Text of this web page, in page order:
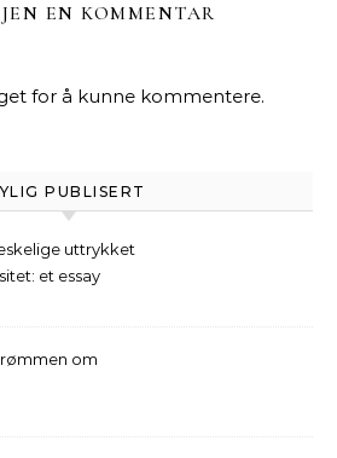
EN KOMMENTAR
for å kunne kommentere.
PUBLISERT
uttrykket
et essay
om